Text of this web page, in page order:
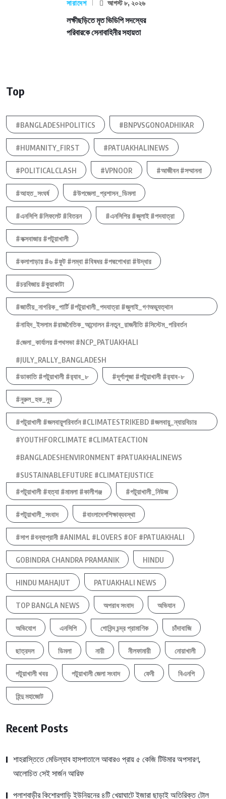
সারাদেশ আগস্ট ৮, ২০২৬
লক্ষীছড়িতে মৃত ভিডিপি সদস্যের
পরিবারকে সেনাবাহিনীর সহায়তা
Top
#BANGLADESHPOLITICS #BNPVSGONOADHIKAR
#HUMANITY_FIRST #PATUAKHALINEWS
#POLITICALCLASH #VPNOOR #আজীবন #সম্মাননা
#আহত_সংঘর্ষ #উপজেলা_প্রশাসন_ডিমলা
#এনসিপি #লিফলেট #বিতরন #এনসিপির #জুলাই #পদযাত্রা
#কক্সবাজার #পটুয়াখালী
#কলাপাড়ায় #৬ #ফুট #লম্বা #বিষধর #পদ্মগোখরা #উদ্ধার
#চরবিজায় #কুয়াকাটা
#জাতীয়_নাগরিক_পার্টি #পটুয়াখালী_পদযাত্রা #জুলাই_গণঅভ্যুত্থান
#নাহিদ_ইসলাম #রাজনৈতিক_আন্দোলন #নতুন_রাজনীতি #সিস্টেম_পরিবর্তন
#জেলা_কার্যালয় #পথসভা #NCP_PATUAKHALI
#JULY_RALLY_BANGLADESH
#ডাকাতি #পটুয়াখালী #র‍্যাব_৮
#দূর্গাপুজা #পটুয়াখালী #র‍্যাব-৮
#নুরুল_হক_নুর
#পটুয়াখালী #জলবায়ুপরিবর্তন #CLIMATESTRIKEBD #জলবায়ু_ন্যায়বিচার
#YOUTHFORCLIMATE #CLIMATEACTION
#BANGLADESHENVIRONMENT #PATUAKHALINEWS
#SUSTAINABLEFUTURE #CLIMATEJUSTICE
#পটুয়াখালী #হত্যা #মামলা #কালীগঞ্জ
#পটুয়াখালী_নিউজ
#পটুয়াখালী_সংবাদ #বাংলাদেশশিক্ষাব্যবস্থা
#সাপ #বন্যাপ্রানী #ANIMAL #LOVERS #OF #PATUAKHALI
GOBINDRA CHANDRA PRAMANIK HINDU
HINDU MAHAJUT PATUAKHALI NEWS
TOP BANGLA NEWS অপরাধ সংবাদ অভিযান
অভিযোগ এনসিপি গোবিন্দ চন্দ্র প্রামাণিক চাঁদাবাজি
ছাত্রদল ডিমলা নারী নীলফামারী নোয়াখালী
পটুয়াখালী খবর পটুয়াখালী জেলা সংবাদ ফেনী বিএনপি
হিন্দু মহাজোট
Recent Posts
শাহরাস্তিতে মেডিল্যাব হাসপাতালে আবারও প্রায় ৫ কেজি টিউমার অপসারণ,
আলোচিত সেই সার্জন আরিফ
পলাশবাড়ীর কিশোরগাড়ি ইউনিয়নের ৪টি খেয়াঘাটে ইজারা ছাড়াই অতিরিক্ত টোল